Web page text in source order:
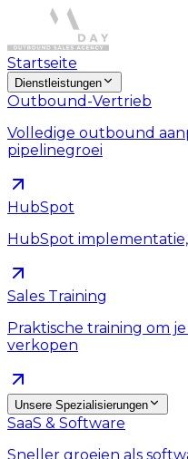
Startseite
Dienstleistungen
Outbound-Vertrieb
Volledige outbound
pipelinegroei
HubSpot
HubSpot
Sales Training
Praktische training om
verkopen
Unsere Spezialisierungen
SaaS & Software
Sneller groeien als